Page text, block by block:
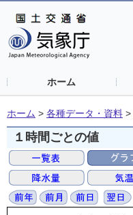
ホーム
ホーム > 各種データ・資料 >
１時間ごとの値